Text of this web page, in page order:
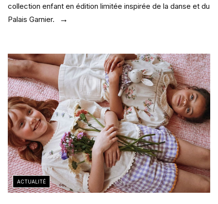
collection enfant en édition limitée inspirée de la danse et du
Palais Garnier.